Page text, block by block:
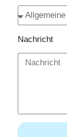
Nachricht